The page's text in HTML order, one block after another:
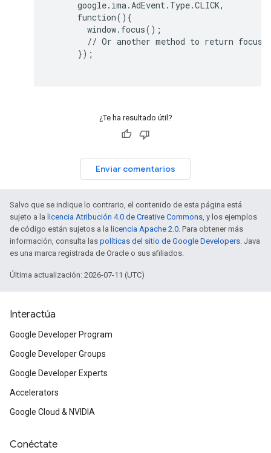
      google.ima.AdEvent.Type.CLICK,
      function(){
        window.focus();
// Or another method to return focus
      });
¿Te ha resultado útil?
Enviar comentarios
Salvo que se indique lo contrario, el contenido de esta página está
sujeto a la licencia Atribución 4.0 de Creative Commons, y los ejemplos
de código están sujetos a la licencia Apache 2.0. Para obtener más
información, consulta las políticas del sitio de Google Developers. Java
es una marca registrada de Oracle o sus afiliados.
Última actualización: 2026-07-11 (UTC)
Interactúa
Google Developer Program
Google Developer Groups
Google Developer Experts
Accelerators
Google Cloud & NVIDIA
Conéctate